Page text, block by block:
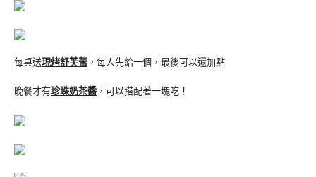
每桌送現烤舒芙蕾 ，每人先給一個，最後可以還加點
晚餐才有珍珠奶茶醬 ，可以搭配著一塊吃！